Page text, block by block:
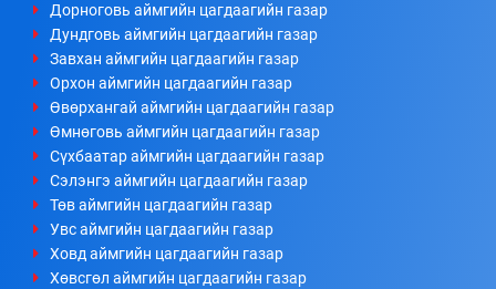
Дорноговь аймгийн цагдаагийн газар
Дундговь аймгийн цагдаагийн газар
Завхан аймгийн цагдаагийн газар
Орхон аймгийн цагдаагийн газар
Өвөрхангай аймгийн цагдаагийн газар
Өмнөговь аймгийн цагдаагийн газар
Сүхбаатар аймгийн цагдаагийн газар
Сэлэнгэ аймгийн цагдаагийн газар
Төв аймгийн цагдаагийн газар
Увс аймгийн цагдаагийн газар
Ховд аймгийн цагдаагийн газар
Хөвсгөл аймгийн цагдаагийн газар